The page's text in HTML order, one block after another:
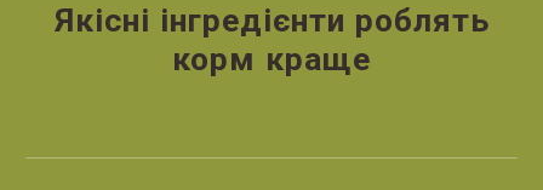
Якісні інгредієнти роблять
корм краще